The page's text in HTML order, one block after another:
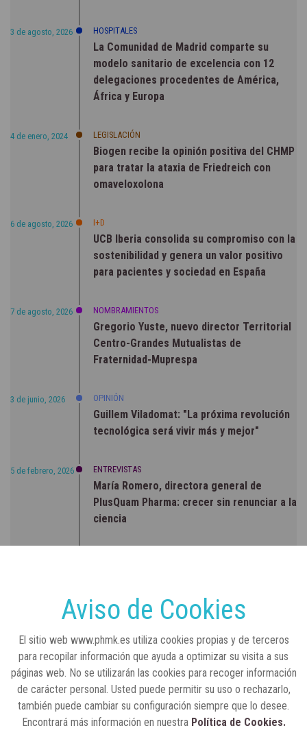
3 de agosto, 2026 HOSPITALES
La Comunidad de Madrid comparte su
modelo sanitario de excelencia con 12
delegaciones procedentes de América,
África y Europa
4 de enero, 2024 LEGISLACIÓN
Biogen recibe la opinión positiva del CHMP
para tratar la ataxia de Friedreich con
omaveloxolona
6 de agosto, 2026 I+D
UCB Iberia consolida su compromiso con la
sostenibilidad y genera un valor positivo
para pacientes y sociedad en España
7 de agosto, 2026 NOMBRAMIENTOS
Gregorio Yuste, nuevo director Territorial
Centro-Grandes Mutualistas de
Fraternidad-Muprespa
3 de junio, 2026 OPINIÓN
Guillem Viladomat: "La próxima revolución
tecnológica será vivir más y mejor"
5 de febrero, 2026 ENTREVISTAS
María Romero, directora general de
PlusQuam Pharma: crecer sin renunciar a la
ciencia
Lilly impulsa "Razones de Peso" para
visibilizar la obesidad
25 de marzo, 2023 ENTRE BASTIDORES
Real Academia Nacional de Farmacia: un
Aviso de Cookies
El sitio web www.phmk.es utiliza cookies propias y de terceros
para recopilar información que ayuda a optimizar su visita a sus
páginas web. No se utilizarán las cookies para recoger información
de carácter personal. Usted puede permitir su uso o rechazarlo,
también puede cambiar su configuración siempre que lo desee.
Encontrará más información en nuestra Política de Cookies.